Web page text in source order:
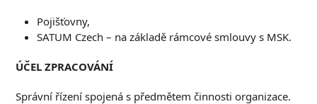
Pojišťovny,
SATUM Czech – na základě rámcové smlouvy s MSK.
ÚČEL ZPRACOVÁNÍ
Správní řízení spojená s předmětem činnosti organizace.